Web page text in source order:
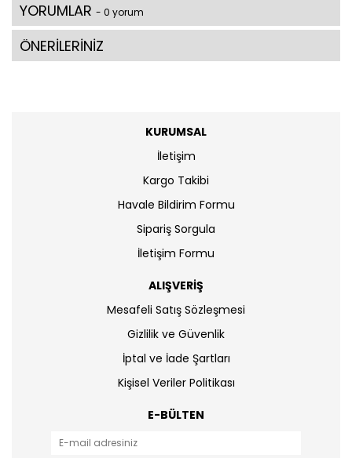
YORUMLAR - 0 yorum
ÖNERİLERİNİZ
KURUMSAL
İletişim
Kargo Takibi
Havale Bildirim Formu
Sipariş Sorgula
İletişim Formu
ALIŞVERİŞ
Mesafeli Satış Sözleşmesi
Gizlilik ve Güvenlik
İptal ve İade Şartları
Kişisel Veriler Politikası
E-BÜLTEN